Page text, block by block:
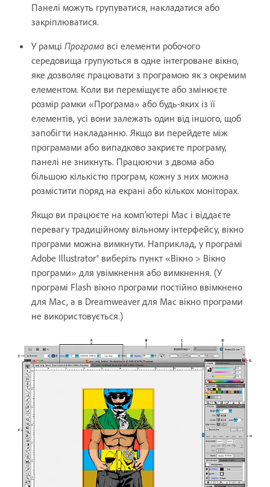
Панелі можуть групуватися, накладатися або
закріплюватися.
У рамці Програма всі елементи робочого
середовища групуються в одне інтегроване вікно,
яке дозволяє працювати з програмою як з окремим
елементом. Коли ви переміщуєте або змінюєте
розмір рамки «Програма» або будь-яких із її
елементів, усі вони залежать один від іншого, щоб
запобігти накладанню. Якщо ви перейдете між
програмами або випадково закриєте програму,
панелі не зникнуть. Працюючи з двома або
більшою кількістю програм, кожну з них можна
розмістити поряд на екрані або кількох моніторах.
Якщо ви працюєте на комп’ютері Мас і віддаєте
перевагу традиційному вільному інтерфейсу, вікно
програми можна вимкнути. Наприклад, у програмі
Adobe Illustrator® виберіть пункт «Вікно > Вікно
програми» для увімкнення або вимкнення. (У
програмі Flash вікно програми постійно ввімкнено
для Mac, а в Dreamweaver для Mac вікно програми
не використовується.)